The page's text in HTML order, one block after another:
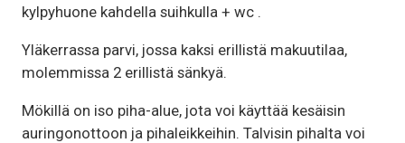
kylpyhuone kahdella suihkulla + wc .
Yläkerrassa parvi, jossa kaksi erillistä makuutilaa,
molemmissa 2 erillistä sänkyä.
Mökillä on iso piha-alue, jota voi käyttää kesäisin
auringonottoon ja pihaleikkeihin. Talvisin pihalta voi